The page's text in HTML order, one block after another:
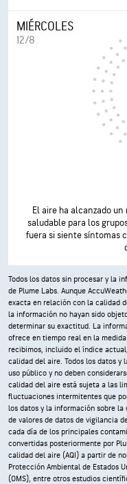
MIÉRCOLES
12/8
El aire ha alcanzado
saludable para los
fuera si siente síntomas
Todos los datos sin procesar y la
de Plume Labs. Aunque
exacta en relación con la calidad
la información no hayan sido
determinar su exactitud. La
ofrece en tiempo real en la
recibimos, incluido el índice
calidad del aire. Todos los datos y
uso público y no deben
calidad del aire está sujeta a las
fluctuaciones intermitentes que
los datos y la información sobre
de valores de datos de vigilancia
cada día de los principales
convertidas posteriormente por
calidad del aire (AQI) a partir de
Protección Ambiental de Estados
(OMS), entre otros estudios